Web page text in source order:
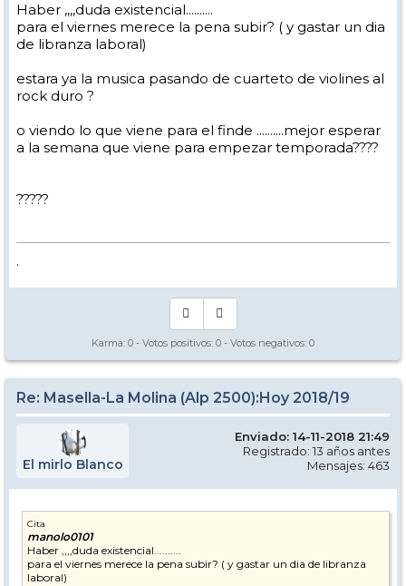
Haber ,,,,duda existencial..........
para el viernes merece la pena subir? ( y gastar un dia
de libranza laboral)
estara ya la musica pasando de cuarteto de violines al
rock duro ?
o viendo lo que viene para el finde ..........mejor esperar
a la semana que viene para empezar temporada????
?????
.
Karma: 0 - Votos positivos: 0 - Votos negativos: 0
Re: Masella-La Molina (Alp 2500):Hoy 2018/19
El mirlo Blanco
Enviado: 14-11-2018 21:49
Registrado: 13 años antes
Mensajes: 463
Cita
manolo0101
Haber ,,,,duda existencial..........
para el viernes merece la pena subir? ( y gastar un dia de libranza
laboral)